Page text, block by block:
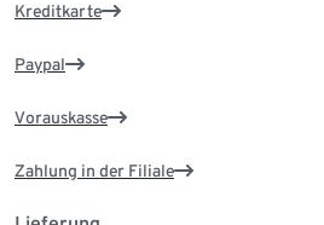
Kreditkarte
Paypal
Vorauskasse
Zahlung in der Filiale